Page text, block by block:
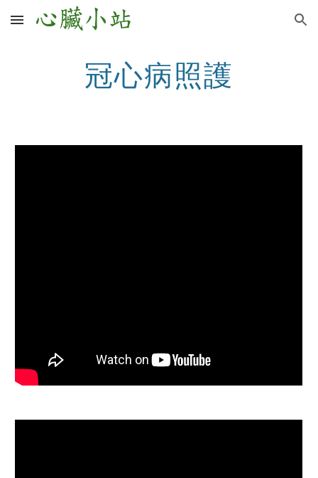
Skip to main content Skip to navigation
冠心病照護